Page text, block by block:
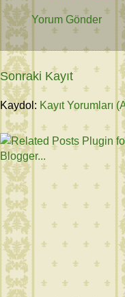
Yorum Gönder
Sonraki Kayıt
Kaydol: Kayıt Yorumları